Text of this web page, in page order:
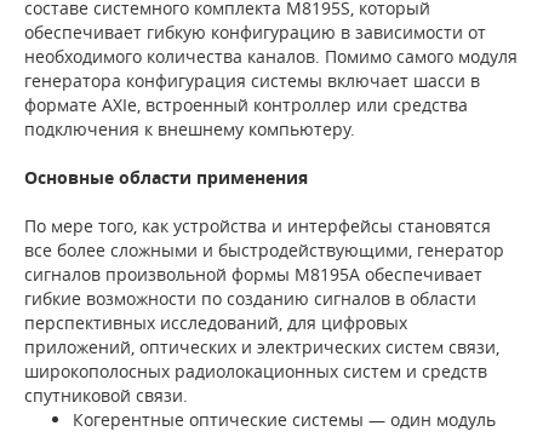
составе системного комплекта M8195S, который
обеспечивает гибкую конфигурацию в зависимости от
необходимого количества каналов. Помимо самого модуля
генератора конфигурация системы включает шасси в
формате AXIe, встроенный контроллер или средства
подключения к внешнему компьютеру.
Основные области применения
По мере того, как устройства и интерфейсы становятся
все более сложными и быстродействующими, генератор
сигналов произвольной формы M8195A обеспечивает
гибкие возможности по созданию сигналов в области
перспективных исследований, для цифровых
приложений, оптических и электрических систем связи,
широкополосных радиолокационных систем и средств
спутниковой связи.
Когерентные оптические системы — один модуль